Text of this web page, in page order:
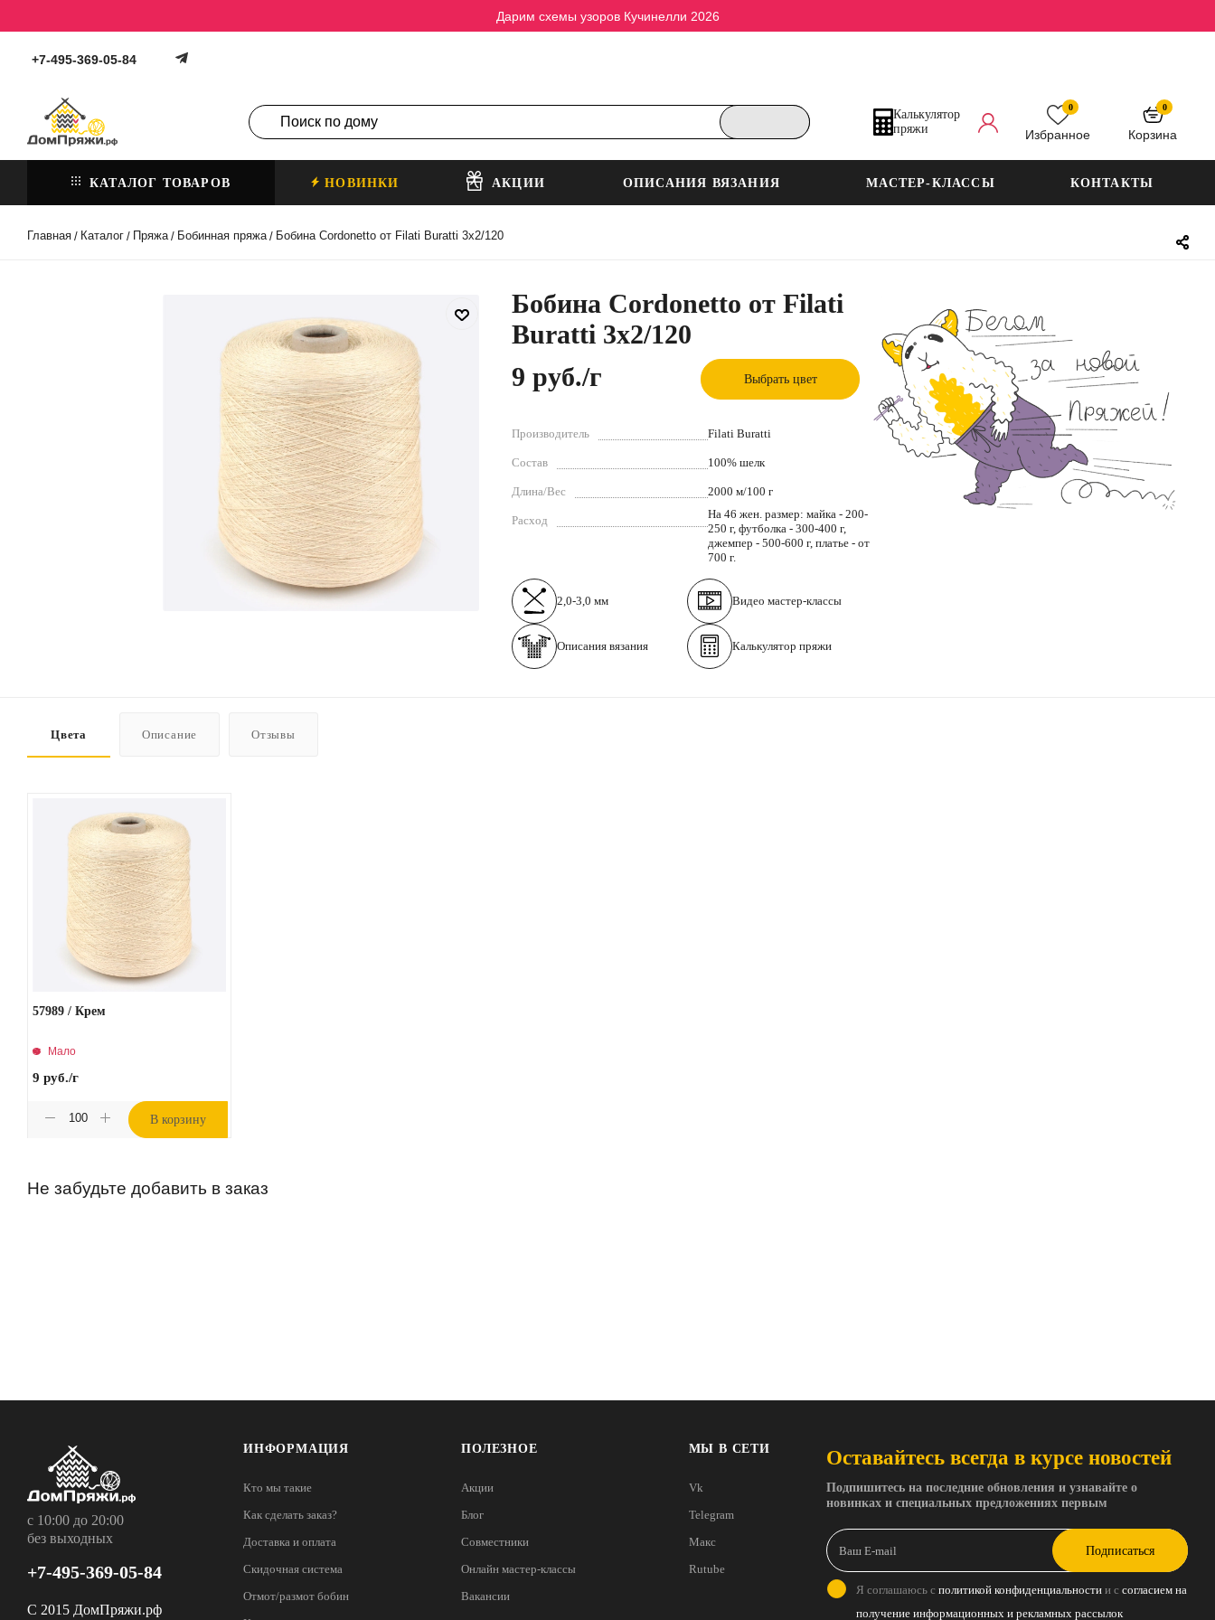
Дарим схемы узоров Кучинелли 2026
+7-495-369-05-84
Калькулятор
пряжи
Избранное
0
Корзина
0
КАТАЛОГ ТОВАРОВ НОВИНКИ АКЦИИ ОПИСАНИЯ ВЯЗАНИЯ МАСТЕР-КЛАССЫ КОНТАКТЫ
Главная / Каталог / Пряжа / Бобинная пряжа / Бобина Cordonetto от Filati Buratti 3х2/120
Бобина Cordonetto от Filati
Buratti 3х2/120
9 руб./г Выбрать цвет
Производитель Filati Buratti
Состав 100% шелк
Длина/Вес 2000 м/100 г
Расход
На 46 жен. размер: майка - 200-
250 г, футболка - 300-400 г,
джемпер - 500-600 г, платье - от
700 г.
2,0-3,0 мм Видео мастер-классы
Описания вязания Калькулятор пряжи
Цвета Описание Отзывы
57989 / Крем
Мало
9 руб./г
В корзину
Не забудьте добавить в заказ
с 10:00 до 20:00
без выходных
+7-495-369-05-84
С 2015 ДомПряжи.рф
ИНФОРМАЦИЯ
Кто мы такие
Как сделать заказ?
Доставка и оплата
Скидочная система
Отмот/размот бобин
ПОЛЕЗНОЕ
Акции
Блог
Совместники
Онлайн мастер-классы
Вакансии
МЫ В СЕТИ
Vk
Telegram
Макс
Rutube
Оставайтесь всегда в курсе новостей
Подпишитесь на последние обновления и узнавайте о
новинках и специальных предложениях первым
Подписаться
Я соглашаюсь с политикой конфиденциальности и с согласием на
получение информационных и рекламных рассылок